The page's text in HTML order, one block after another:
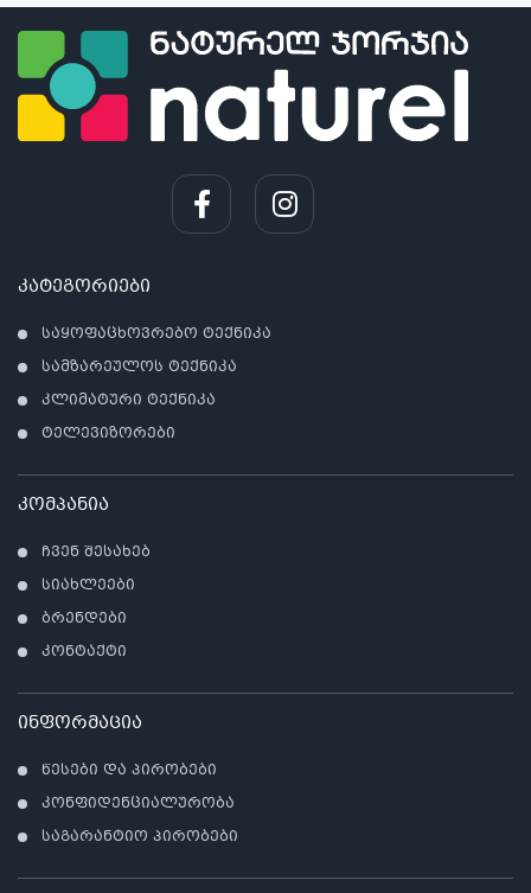
კატეგორიები
საყოფაცხოვრებო ტექნიკა
სამზარეულოს ტექნიკა
კლიმატური ტექნიკა
ტელევიზორები
კომპანია
ჩვენ შესახებ
სიახლეები
ბრენდები
კონტაქტი
ინფორმაცია
წესები და პირობები
კონფიდენციალურობა
საგარანტიო პირობები